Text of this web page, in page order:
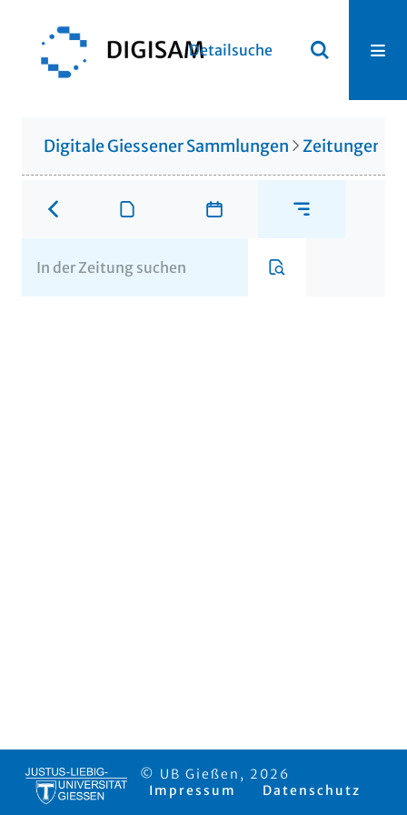
Detailsuche
Digitale Giessener Sammlungen Zeitungen
© UB Gießen, 2026
Impressum
Datenschutz